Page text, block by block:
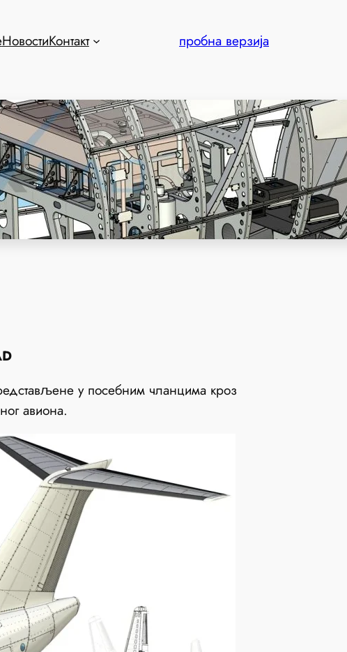
НовостиКонтакт пробна верзија
у посебним чланцима кроз
авиона.